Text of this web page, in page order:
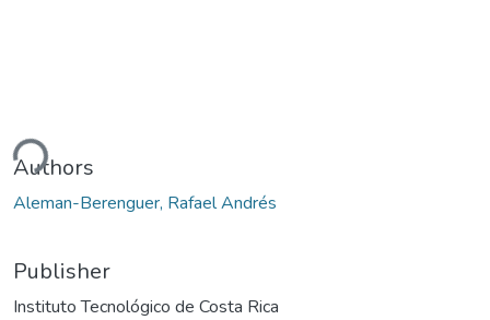
Authors
Aleman-Berenguer, Rafael Andrés
Publisher
Instituto Tecnológico de Costa Rica